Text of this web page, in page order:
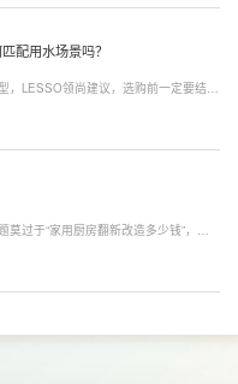
配用水场景吗？
，LESSO领尚建议，选购前一定要结合
净水的用户。小户型、单人居住、日
过于“家用厨房翻新改造多少钱”，接
电器、水电等因素影响。